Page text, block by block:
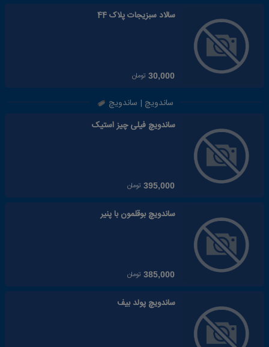
سالاد سبزیجات پلاک 44
30,000 تومان
ساندویچ | ساندویچ
ساندویچ فیلی چیز استیک
395,000 تومان
ساندویچ بوقلمون با پنیر
385,000 تومان
ساندویچ پولد بیف